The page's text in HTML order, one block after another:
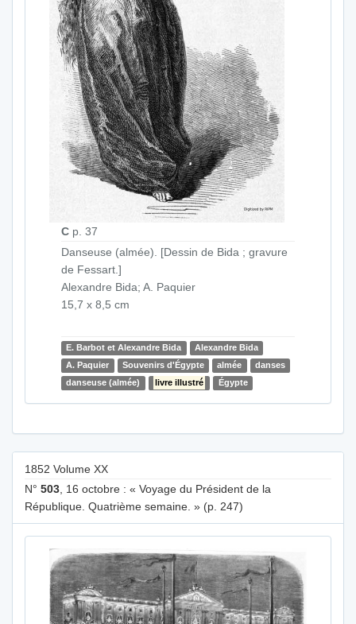
C p. 37
Danseuse (almée). [Dessin de Bida ; gravure
de Fessart.]
Alexandre Bida; A. Paquier
15,7 x 8,5 cm
E. Barbot et Alexandre Bida
Alexandre Bida
A. Paquier
Souvenirs d'Égypte almée
danses
danseuse (almée)
livre illustré Égypte
1852 Volume XX
N° 503, 16 octobre : « Voyage du Président de la
République. Quatrième semaine. » (p. 247)